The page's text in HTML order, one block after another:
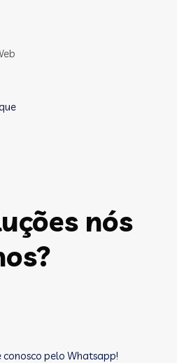
nós
conosco pelo Whatsapp!